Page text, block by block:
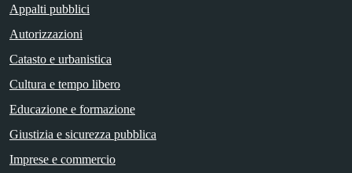
Appalti pubblici
Autorizzazioni
Catasto e urbanistica
Cultura e tempo libero
Educazione e formazione
Giustizia e sicurezza pubblica
Imprese e commercio